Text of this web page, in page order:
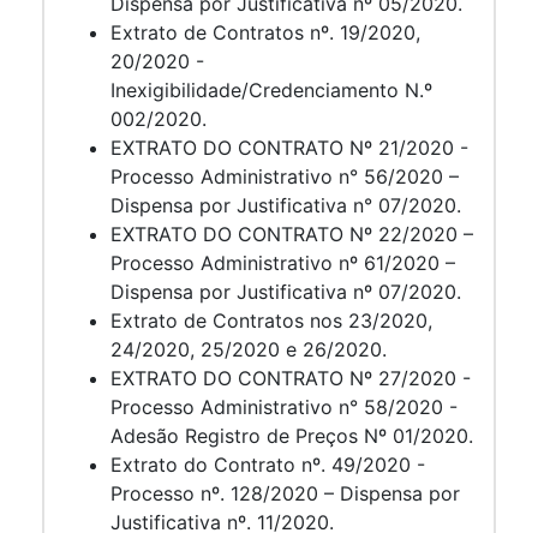
Extrato de Contratos nº. 19/2020,
20/2020 -
Inexigibilidade/Credenciamento N.º
002/2020.
EXTRATO DO CONTRATO Nº 21/2020 -
Processo Administrativo n° 56/2020 –
Dispensa por Justificativa n° 07/2020.
EXTRATO DO CONTRATO Nº 22/2020 –
Processo Administrativo nº 61/2020 –
Dispensa por Justificativa nº 07/2020.
Extrato de Contratos nos 23/2020,
24/2020, 25/2020 e 26/2020.
EXTRATO DO CONTRATO Nº 27/2020 -
Processo Administrativo n° 58/2020 -
Adesão Registro de Preços Nº 01/2020.
Extrato do Contrato nº. 49/2020 -
Processo nº. 128/2020 – Dispensa por
Justificativa nº. 11/2020.